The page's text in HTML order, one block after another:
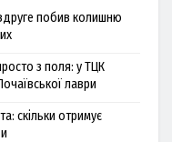
побив колишню
з поля: у ТЦК
лаври
скільки отримує